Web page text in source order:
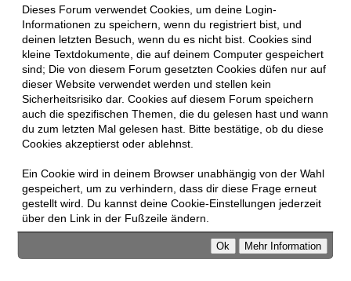
Dieses Forum verwendet Cookies, um deine Login-
Informationen zu speichern, wenn du registriert bist, und
deinen letzten Besuch, wenn du es nicht bist. Cookies sind
kleine Textdokumente, die auf deinem Computer gespeichert
sind; Die von diesem Forum gesetzten Cookies düfen nur auf
dieser Website verwendet werden und stellen kein
Sicherheitsrisiko dar. Cookies auf diesem Forum speichern
auch die spezifischen Themen, die du gelesen hast und wann
du zum letzten Mal gelesen hast. Bitte bestätige, ob du diese
Cookies akzeptierst oder ablehnst.
Ein Cookie wird in deinem Browser unabhängig von der Wahl
gespeichert, um zu verhindern, dass dir diese Frage erneut
gestellt wird. Du kannst deine Cookie-Einstellungen jederzeit
über den Link in der Fußzeile ändern.
MyBB , mobile Fassung: MyBB GoMobile
Zur Desktop-Version wechseln
This forum usesLukasz TkaczMyBB addons.